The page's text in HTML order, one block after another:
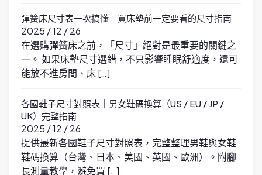
彈簧床尺寸表一次搞懂｜買床墊前一定要看的尺寸指南
2025 / 12 / 26
在選購彈簧床之前，「尺寸」絕對是最重要的關鍵之
一。 如果床墊尺寸選錯，不只影響睡眠舒適度，還可
能放不進房間、床 […]
各國鞋子尺寸對照表｜男女鞋碼換算（US / EU / JP /
UK）完整指南
2025 / 12 / 26
提供最新各國鞋子尺寸對照表，完整整理男鞋與女鞋
鞋碼換算（台灣、日本、美國、英國、歐洲）。附腳
長測量教學，避免買 […]